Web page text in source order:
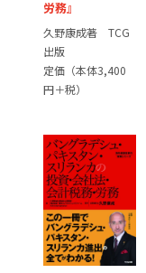
労務』
久野康成著 TCG
出版
定価（本体3,400
円＋税）